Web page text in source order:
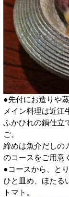
●先付にお造りや
メイン料理は近江
ふかひれの鍋仕立
ご。
締めは魚介だしの
のコースをご用意
●コースから、と
ひと皿め、ほたる
トマト。